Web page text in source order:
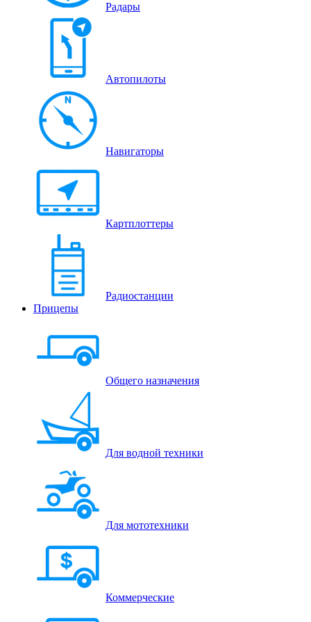
Радары
Автопилоты
Навигаторы
Картплоттеры
Радиостанции
Прицепы
Общего назначения
Для водной техники
Для мототехники
Коммерческие